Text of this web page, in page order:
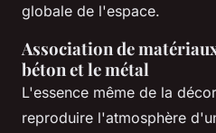
globale de l'espace.
Association de
béton et le métal
L'essence même de la
reproduire l'atmosphère